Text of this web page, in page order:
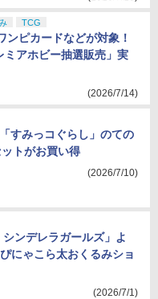
TCG
ンピカードなどが対象！
ミアホビー抽選販売」実
(2026/7/14)
すみっコぐらし」のての
トがお買い得
(2026/7/10)
シンデレラガールズ」よ
にゃこら太おくるみショ
(2026/7/1)